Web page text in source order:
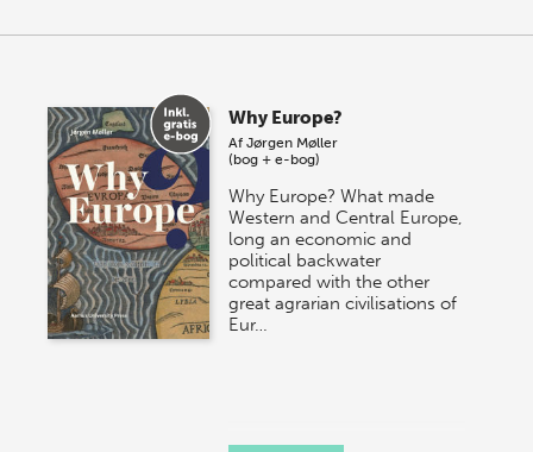
Why Europe?
AfJørgen Møller
(bog + e-bog)
Why Europe? What made
Western and Central Europe,
long an economic and
political backwater
compared with the other
great agrarian civilisations of
Eur…